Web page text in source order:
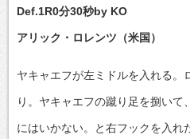
Def.1R0分30秒by KO
アリック・ロレンツ（米国）
ヤキャエフが左ミドルを入れる。
り。ヤキャエフの蹴り足を捌いて
にはいかない。と右フックを入れ